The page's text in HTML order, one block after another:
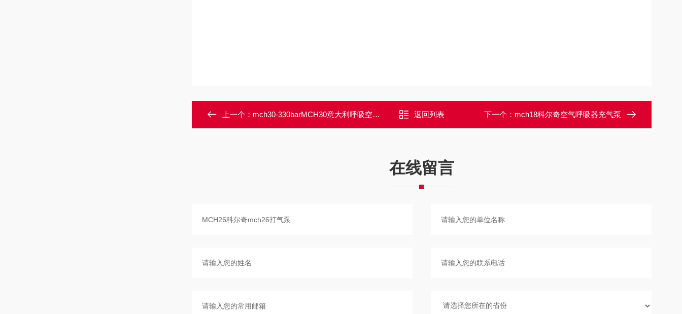
上一个： mch30-330barMCH30意大利呼吸空气压缩机科尔奇mch30 返回列表 下一个： mch18科尔奇空气呼吸器充气泵
在线留言